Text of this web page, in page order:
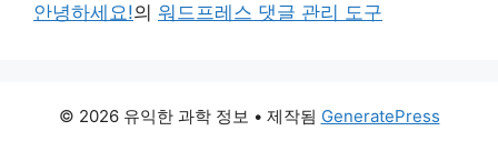
안녕하세요!의 워드프레스 댓글 관리 도구
© 2026 유익한 과학 정보 • 제작됨 GeneratePress